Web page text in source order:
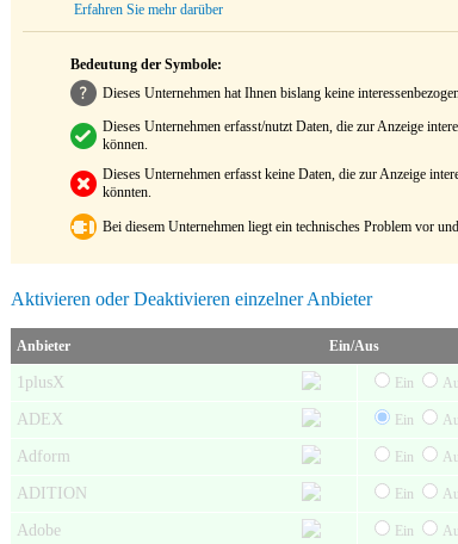
Erfahren Sie mehr darüber
Bedeutung der Symbole:
Dieses Unternehmen hat Ihnen bislang keine
Dieses Unternehmen erfasst/nutzt Daten, die zur Anzeige
können.
Dieses Unternehmen erfasst keine Daten, die zur Anzeige
könnten.
Bei diesem Unternehmen liegt ein technisches Problem vor